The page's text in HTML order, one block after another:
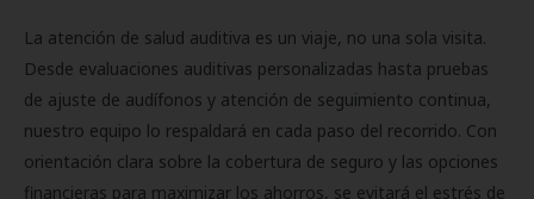
La atención de salud auditiva es un viaje, no una sola visita.
Desde evaluaciones auditivas personalizadas hasta pruebas
de ajuste de audífonos y atención de seguimiento continua,
nuestro equipo lo respaldará en cada paso del recorrido. Con
orientación clara sobre la cobertura de seguro y las opciones
financieras para maximizar los ahorros, se evitará el estrés de